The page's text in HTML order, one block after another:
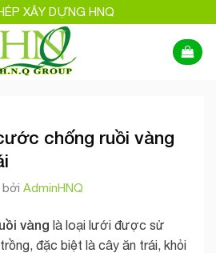
XÂY DỰNG HNQ
chống ruồi vàng
bởi AdminHNQ
vàng là loại lưới được sử
đặc biệt là cây ăn trái, khỏi